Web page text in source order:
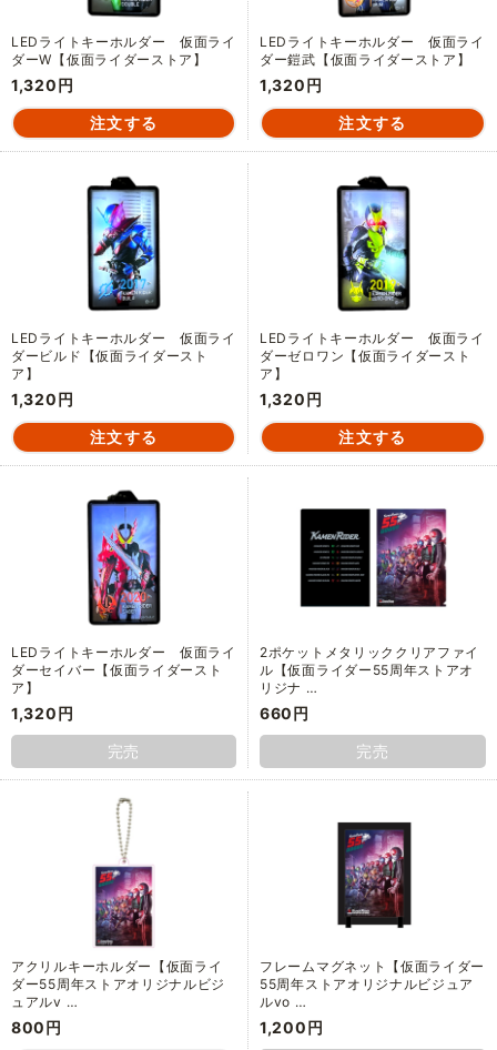
LEDライトキーホルダー 仮面ライ
ダーW【仮面ライダーストア】
1,320円
LEDライトキーホルダー 仮面ライ
ダー鎧武【仮面ライダーストア】
1,320円
LEDライトキーホルダー 仮面ライ
ダービルド【仮面ライダースト
ア】
1,320円
LEDライトキーホルダー 仮面ライ
ダーゼロワン【仮面ライダースト
ア】
1,320円
LEDライトキーホルダー 仮面ライ
ダーセイバー【仮面ライダースト
ア】
1,320円
完売
2ポケットメタリッククリアファイ
ル【仮面ライダー55周年ストアオ
リジナ …
660円
完売
アクリルキーホルダー【仮面ライ
ダー55周年ストアオリジナルビジ
ュアルv …
800円
フレームマグネット【仮面ライダー
55周年ストアオリジナルビジュア
ルvo …
1,200円